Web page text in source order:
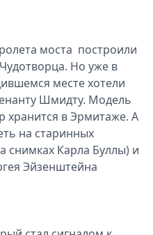
моста построили
Но уже в
месте хотели
Шмидту. Модель
хранится в Эрмитаже. А
на старинных
снимках Карла Буллы) и
Эйзенштейна